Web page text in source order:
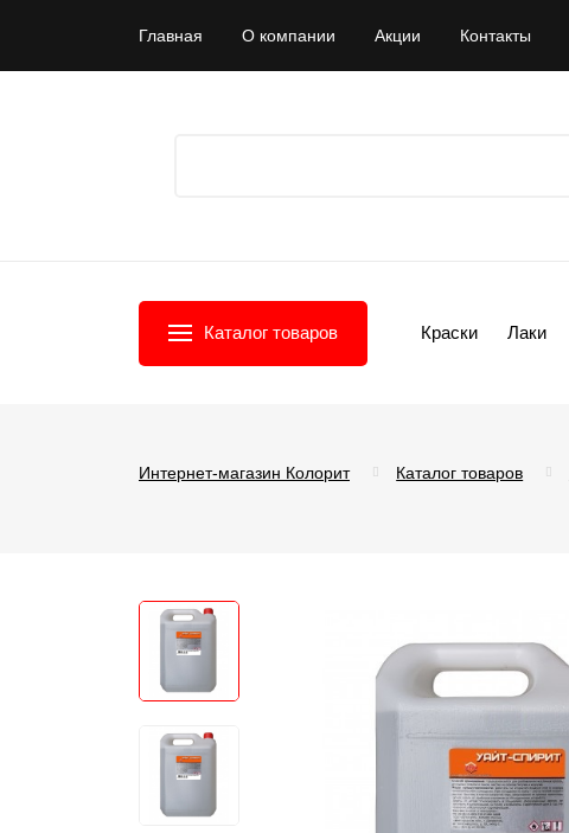
Главная О компании Акции Контакты
Каталог товаров Краски Лаки
Интернет-магазин Колорит Каталог товаров